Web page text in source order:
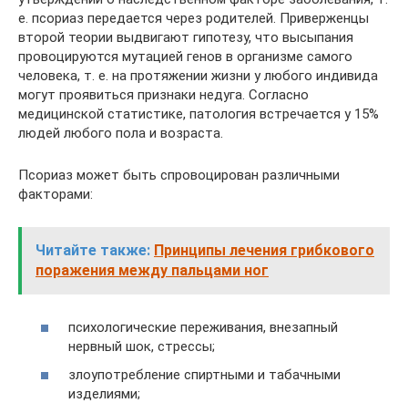
е. псориаз передается через родителей. Приверженцы
второй теории выдвигают гипотезу, что высыпания
провоцируются мутацией генов в организме самого
человека, т. е. на протяжении жизни у любого индивида
могут проявиться признаки недуга. Согласно
медицинской статистике, патология встречается у 15%
людей любого пола и возраста.
Псориаз может быть спровоцирован различными
факторами:
Читайте также: Принципы лечения грибкового
поражения между пальцами ног
психологические переживания, внезапный
нервный шок, стрессы;
злоупотребление спиртными и табачными
изделиями;